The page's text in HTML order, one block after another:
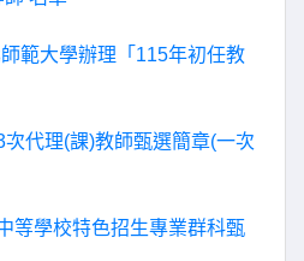
範大學辦理「115年初任教
代理(課)教師甄選簡章(一次
等學校特色招生專業群科甄